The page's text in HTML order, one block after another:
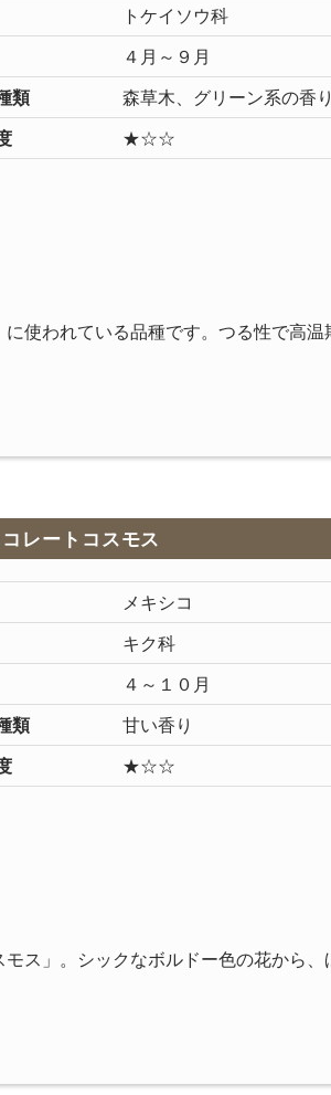
トケイソウ科
４月～９月
類
森草木、グリーン系の香り
★☆☆
使われている品種です。つる性で高
レートコスモス
メキシコ
キク科
４～１０月
類
甘い香り
★☆☆
ス」。シックなボルドー色の花から